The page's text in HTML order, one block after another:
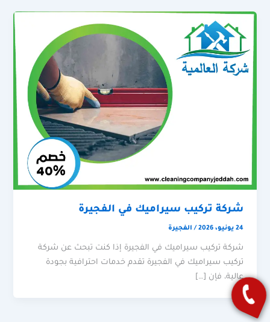
شركة تركيب سيراميك في الفجيرة
24 يونيو، 2026 / الفجيرة
شركة تركيب سيراميك في الفجيرة إذا كنت تبحث عن شركة
تركيب سيراميك في الفجيرة تقدم خدمات احترافية بجودة
عالية، فإن […]